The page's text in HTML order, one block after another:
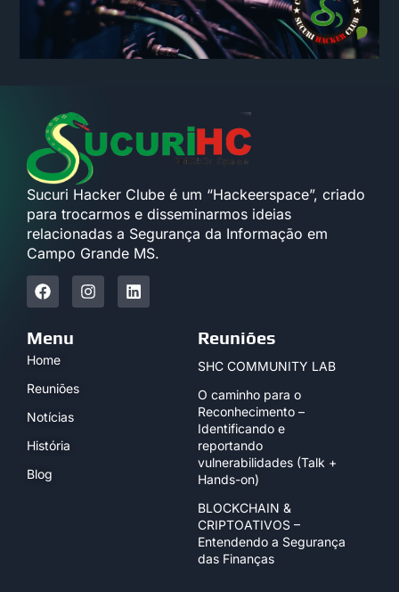
Sucuri Hacker Clube é um “Hackeerspace”, criado
para trocarmos e disseminarmos ideias
relacionadas a Segurança da Informação em
Campo Grande MS.
Menu
Home
Reuniões
Notícias
História
Blog
Reuniões
SHC COMMUNITY LAB
O caminho para o
Reconhecimento –
Identificando e
reportando
vulnerabilidades (Talk +
Hands-on)
BLOCKCHAIN &
CRIPTOATIVOS –
Entendendo a Segurança
das Finanças